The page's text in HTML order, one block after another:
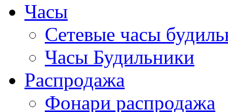
Часы
Сетевые часы
Часы Будильники
Распродажа
Фонари распродажа